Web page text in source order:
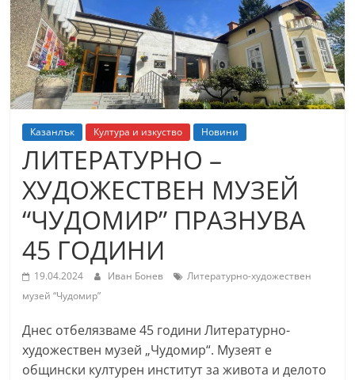
т
К
а
а
н
л
ъ
к
и
б
л
с
т
С
Казанлък Култура и изкуство Новини
ЛИТЕРАТУРНО –
ХУДОЖЕСТВЕН МУЗЕЙ
“ЧУДОМИР” ПРАЗНУВА
45 ГОДИНИ
19.04.2024 Иван Бонев
Литературно-художествен
музей “Чудомир”
Днес отбелязваме 45 години Литературно-
художествен музей „Чудомир“. Музеят е
общински културен институт за живота и делото